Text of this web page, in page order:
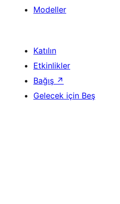
Modeller
Katılın
Etkinlikler
Bağış ↗
Gelecek için Beş